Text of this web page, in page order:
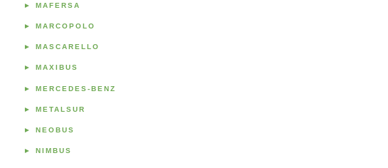
► MAFERSA
► MARCOPOLO
► MASCARELLO
► MAXIBUS
► MERCEDES-BENZ
► METALSUR
► NEOBUS
► NIMBUS